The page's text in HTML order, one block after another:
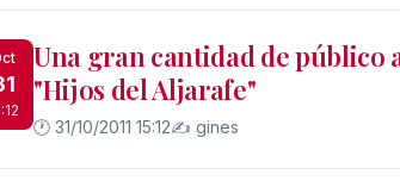
Una gran cantidad de público
"Hijos del Aljarafe"
🕐 31/10/2011 15:12✍️ gines